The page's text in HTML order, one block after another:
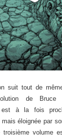
suit tout de
de
est à la fois
mais éloignée par
troisième volume